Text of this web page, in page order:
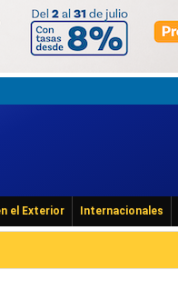
el Exterior Internacionales